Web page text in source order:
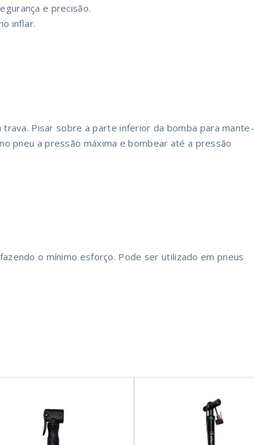
e precisão.
inflar.
trava. Pisar sobre a parte inferior da bomba para mante-
pneu a pressão máxima e bombear até a pressão
o mínimo esforço. Pode ser utilizado em pneus